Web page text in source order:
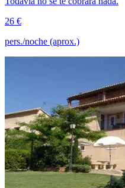
26 €
pers./noche (aprox.)